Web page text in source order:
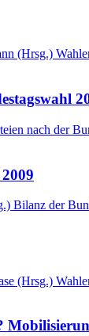
(Hrsg.)
nach der
Bilanz der
(Hrsg.)